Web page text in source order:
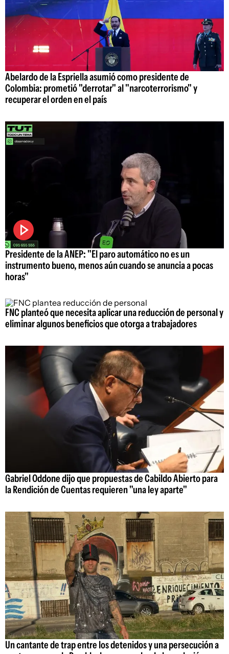
Abelardo de la Espriella asumió como presidente de
Colombia: prometió "derrotar" al "narcoterrorismo" y
recuperar el orden en el país
Presidente de la ANEP: "El paro automático no es un
instrumento bueno, menos aún cuando se anuncia a pocas
horas"
FNC planteó que necesita aplicar una reducción de personal y
eliminar algunos beneficios que otorga a trabajadores
Gabriel Oddone dijo que propuestas de Cabildo Abierto para
la Rendición de Cuentas requieren "una ley aparte"
Un cantante de trap entre los detenidos y una persecución a